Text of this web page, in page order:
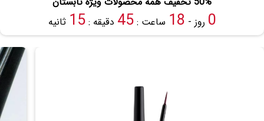
0 روز - 18 ساعت :45 دقیقه :15 ثانیه